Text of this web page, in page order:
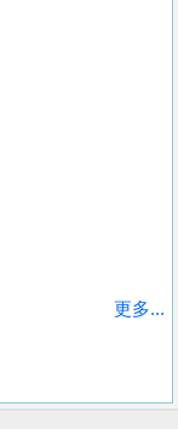
更多...